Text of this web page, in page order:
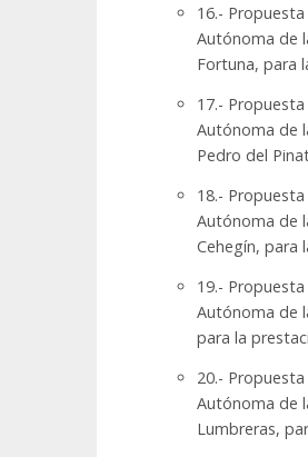
16.-
Autónoma de
Fortuna, para
17.-
Autónoma de
Pedro del
18.-
Autónoma de
Cehegín, para
19.-
Autónoma de
para la
20.-
Autónoma de
Lumbreras,